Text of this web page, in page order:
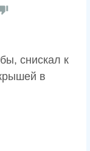
снискал к
в